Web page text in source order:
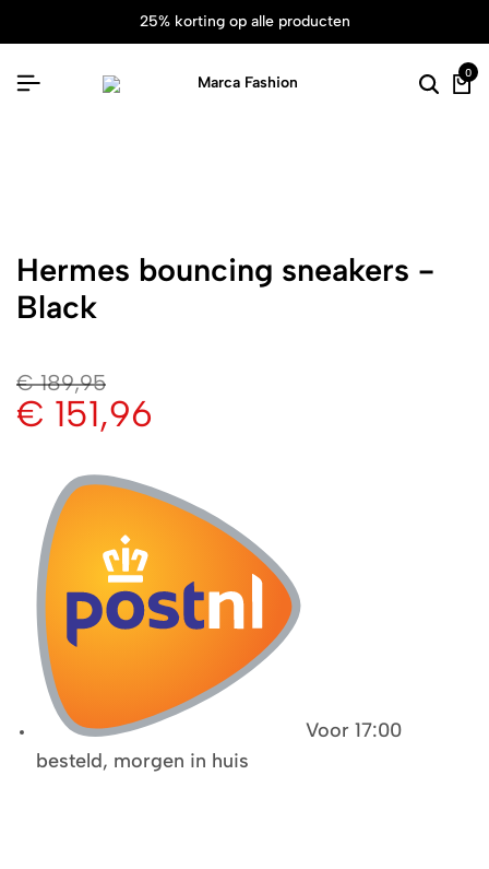
25% korting op alle producten
0
Hermes bouncing sneakers -
Black
€189,95
€ 151,96
Voor 17:00
besteld, morgen in huis